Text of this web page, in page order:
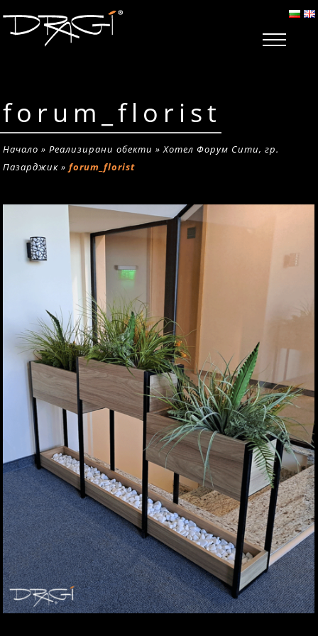
forum_florist
Начало »Реализирани обекти »Хотел Форум Сити, гр.
Пазарджик »forum_florist